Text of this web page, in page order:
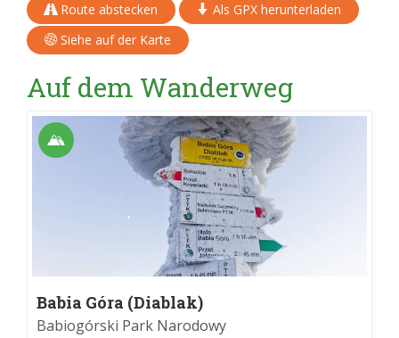
Route abstecken
Als GPX herunterladen
Siehe auf der Karte
Auf dem Wanderweg
Babia Góra (Diablak)
Babiogórski Park Narodowy